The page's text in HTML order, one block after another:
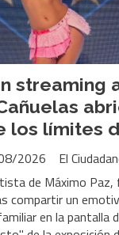
streaming
los límites
El
2026
de Máximo
compartir un
en la pantalla